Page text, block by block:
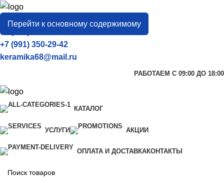
Перейти к основному содержимому
город
Тамбов
+7 (906) 657-33-54
+7 (991) 350-29-42
keramika68@mail.ru
РАБОТАЕМ С 09:00 ДО 18:00
КАТАЛОГ
УСЛУГИ АКЦИИ
ОПЛАТА И ДОСТАВКАКОНТАКТЫ